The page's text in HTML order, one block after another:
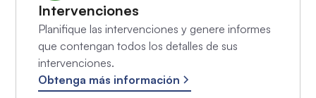
Intervenciones
Planifique las intervenciones y genere informes
que contengan todos los detalles de sus
intervenciones.
Obtenga más información